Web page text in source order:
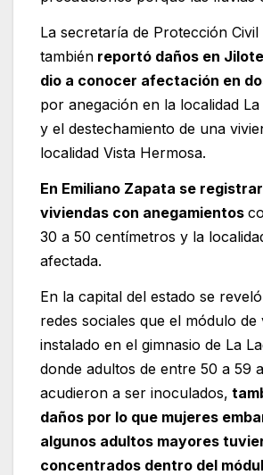
La secretaría de Protección Civil
también reportó daños en
dio a conocer afectación en
por anegación en la localidad
y el destechamiento de una
localidad Vista Hermosa.
En Emiliano Zapata se
viviendas con anegamientos
30 a 50 centímetros y la
afectada.
En la capital del estado se
redes sociales que el módulo
instalado en el gimnasio de La
donde adultos de entre 50 a 59
acudieron a ser inoculados,
daños por lo que mujeres
algunos adultos mayores
concentrados dentro del